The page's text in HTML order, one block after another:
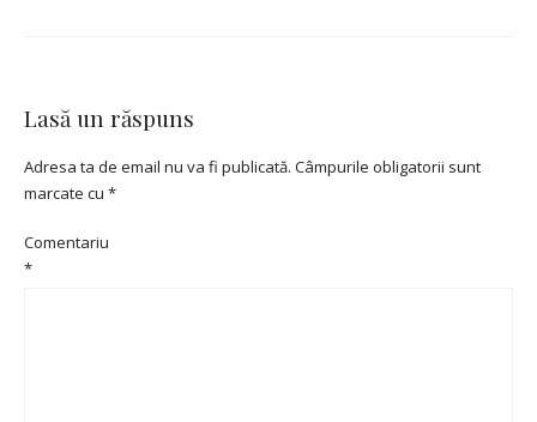
Lasă un răspuns
Adresa ta de email nu va fi publicată. Câmpurile obligatorii sunt
marcate cu *
Comentariu
*